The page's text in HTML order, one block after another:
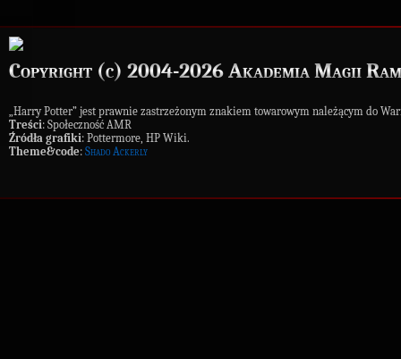
Copyright (c) 2004-2026 Akademia Magii
„Harry Potter” jest prawnie zastrzeżonym znakiem towarowym należącym do
Treści: Społeczność AMR
Źródła grafiki: Pottermore, HP Wiki.
Theme&code: Shado Ackerly